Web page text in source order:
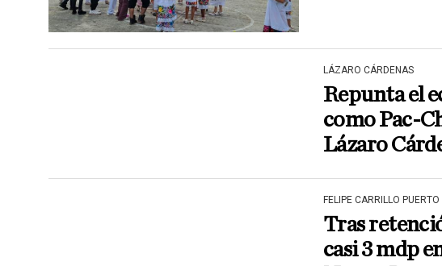
LÁZARO CÁRDENAS
Repunta el
como Pac-
Lázaro
FELIPE CARRILLO PUERTO
Tras
casi 3 mdp